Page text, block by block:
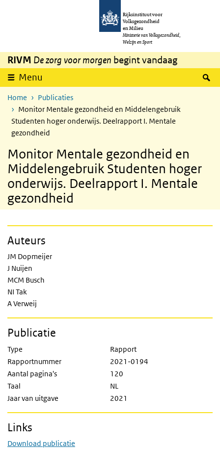
Overslaan en naar de inhoud gaan
Rijksinstituut voor
Volksgezondheid
en Milieu
Ministerie van Volksgezondheid,
Welzijn en Sport
RIVM De zorg voor morgen begint vandaag
Menu
Home
Publicaties
Monitor Mentale gezondheid en Middelengebruik
Studenten hoger onderwijs. Deelrapport I. Mentale
gezondheid
Monitor Mentale gezondheid en
Middelengebruik Studenten hoger
onderwijs. Deelrapport I. Mentale
gezondheid
Auteurs
JM Dopmeijer
J Nuijen
MCM Busch
NI Tak
A Verweij
Publicatie
Type
Rapport
Rapportnummer
2021-0194
Aantal pagina's
120
Taal
NL
Jaar van uitgave
2021
Links
Download publicatie